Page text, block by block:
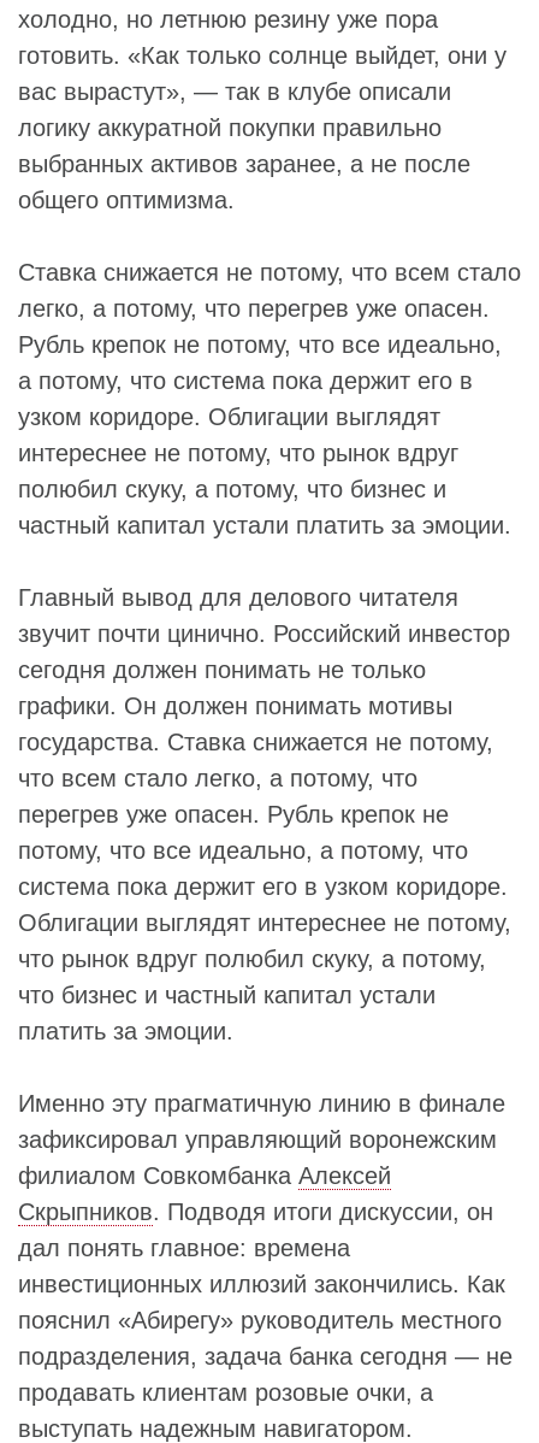
холодно, но летнюю резину уже пора
готовить. «Как только солнце выйдет, они у
вас вырастут», — так в клубе описали
логику аккуратной покупки правильно
выбранных активов заранее, а не после
общего оптимизма.
Ставка снижается не потому, что всем стало
легко, а потому, что перегрев уже опасен.
Рубль крепок не потому, что все идеально,
а потому, что система пока держит его в
узком коридоре. Облигации выглядят
интереснее не потому, что рынок вдруг
полюбил скуку, а потому, что бизнес и
частный капитал устали платить за эмоции.
Главный вывод для делового читателя
звучит почти цинично. Российский инвестор
сегодня должен понимать не только
графики. Он должен понимать мотивы
государства. Ставка снижается не потому,
что всем стало легко, а потому, что
перегрев уже опасен. Рубль крепок не
потому, что все идеально, а потому, что
система пока держит его в узком коридоре.
Облигации выглядят интереснее не потому,
что рынок вдруг полюбил скуку, а потому,
что бизнес и частный капитал устали
платить за эмоции.
Именно эту прагматичную линию в финале
зафиксировал управляющий воронежским
филиалом Совкомбанка Алексей
Скрыпников. Подводя итоги дискуссии, он
дал понять главное: времена
инвестиционных иллюзий закончились. Как
пояснил «Абирегу» руководитель местного
подразделения, задача банка сегодня — не
продавать клиентам розовые очки, а
выступать надежным навигатором.